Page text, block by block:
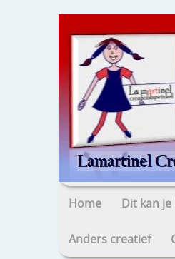
Home Dit kan je
Anders creatief